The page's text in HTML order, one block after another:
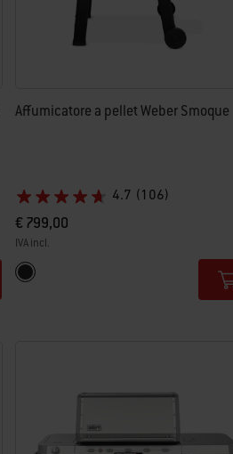
Affumicatore a pellet Weber Smoque
4.7 (106)
€ 799,00
IVA incl.
Color Options
Nero